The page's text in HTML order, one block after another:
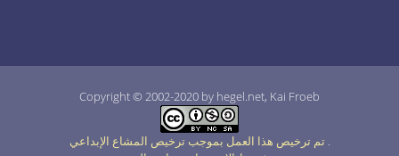
Copyright © 2002-2020 by hegel.net, Kai Froeb
.